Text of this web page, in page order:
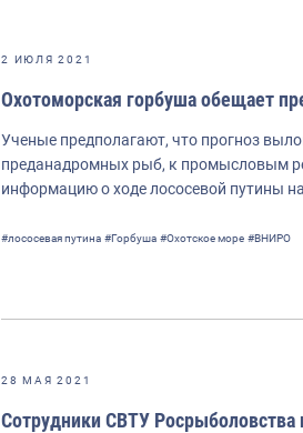
2 ИЮЛЯ 2021
Охотоморская горбуша обещает
Ученые предполагают, что прогноз
преданадромных рыб, к промысловым
информацию о ходе лососевой путины
#лососевая путина #Горбуша #Охотское море #ВНИРО
28 МАЯ 2021
Сотрудники СВТУ